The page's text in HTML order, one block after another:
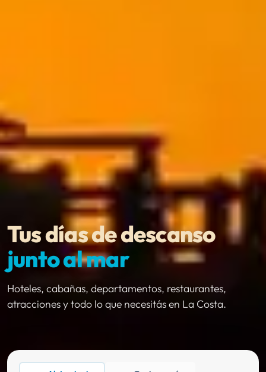
Tus días de descanso
junto al mar
Hoteles, cabañas, departamentos, restaurantes,
atracciones y todo lo que necesitás en La Costa.